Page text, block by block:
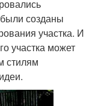
созданы
участка. И
участка может
стилям